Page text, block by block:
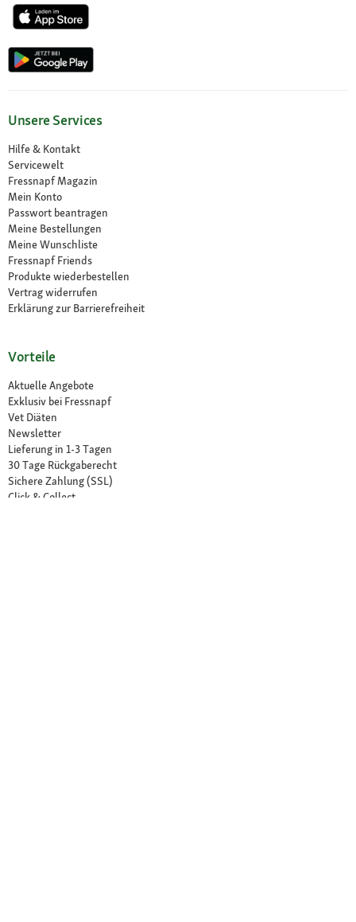
Unsere Services
Hilfe & Kontakt
Servicewelt
Fressnapf Magazin
Mein Konto
Passwort beantragen
Meine Bestellungen
Meine Wunschliste
Fressnapf Friends
Produkte wiederbestellen
Vertrag widerrufen
Erklärung zur Barrierefreiheit
Vorteile
Aktuelle Angebote
Exklusiv bei Fressnapf
Vet Diäten
Newsletter
Lieferung in 1-3 Tagen
30 Tage Rückgaberecht
Sichere Zahlung (SSL)
Click & Collect